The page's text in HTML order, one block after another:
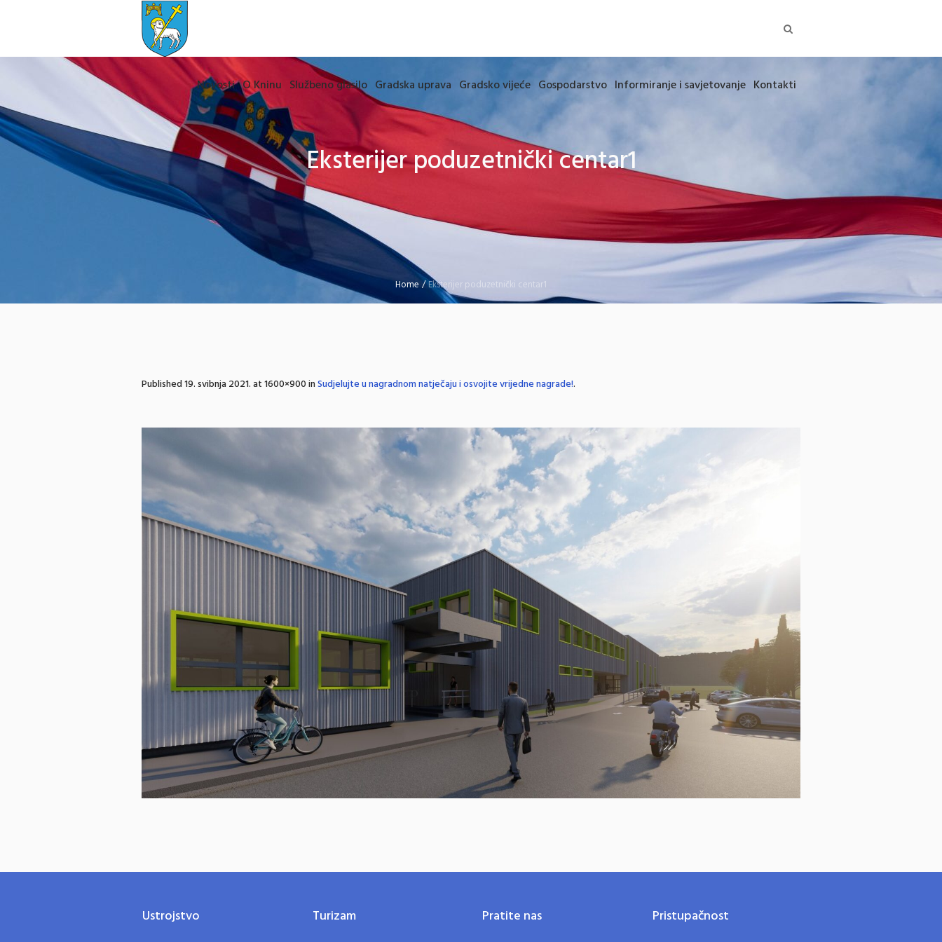
Novosti O Kninu Službeno glasilo Gradska uprava Gradsko vijeće Gospodarstvo Informiranje i savjetovanje Kontakti
Eksterijer poduzetnički centar1
Home /Eksterijer poduzetnički centar1
Published19. svibnja 2021.at 1600×900 inSudjelujte u nagradnom natječaju i osvojite vrijedne nagrade!.
Ustrojstvo Turizam Pratite nas Pristupačnost